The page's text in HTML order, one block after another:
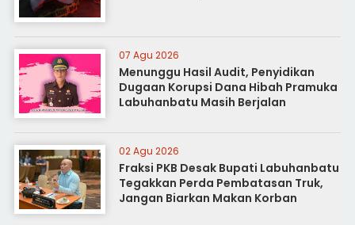
07 Agu 2026
Menunggu Hasil Audit, Penyidikan
Dugaan Korupsi Dana Hibah Pramuka
Labuhanbatu Masih Berjalan
02 Agu 2026
Fraksi PKB Desak Bupati Labuhanbatu
Tegakkan Perda Pembatasan Truk,
Jangan Biarkan Makan Korban